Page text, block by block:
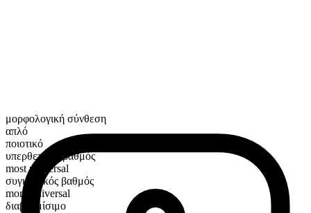
μορφολογική σύνθεση
απλό
ποιοτικό
υπερθετικός βαθμός
most universal
συγκριτικός βαθμός
more universal
διαβαθμίσιμο